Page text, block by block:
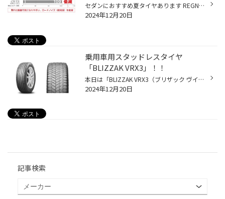
セダンにおすすめ夏タイヤあります REGNO GR-XⅢ 乗り心地がよくて安全性も高いセダン車は、長距離の移動に適した車です。移動距離だけでなく、運転を楽しみたいドライバーや車好きの方に人気の高い傾向にあります。セダン車は運転中も快適な空間が求められるため、走行音の静かなタイヤが好まれます...
2024年12月20日
乗用車用スタッドレスタイヤ
「BLIZZAK VRX3」！！
本日は「BLIZZAK VRX3（ブリザック ヴイアールエックススリー）」をご紹介します！ 「BLIZZAK（ブリザック）」は、ブリヂストンを代表するスタッドレスタイヤブランドです。1988年に冬道特有の凍結路面や積雪路面などでのより安心・安全なドライブに貢献するために生まれ、30年を超える歴史の中で進...
2024年12月20日
記事検索